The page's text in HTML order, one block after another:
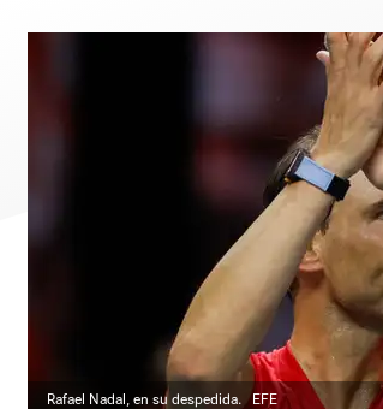
Rafael Nadal, en su despedida. EFE